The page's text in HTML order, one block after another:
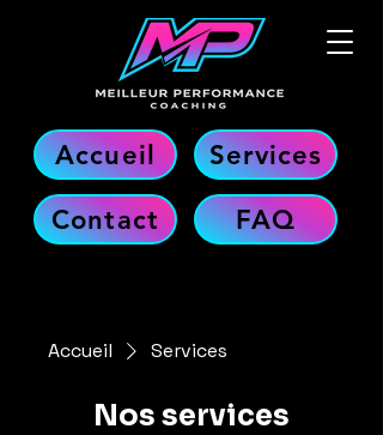
Services
Contact
FAQ
Accueil
Accueil Services
Nos services